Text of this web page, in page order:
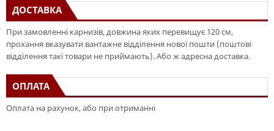
ДОСТАВКА
При замовленні карнизів, довжина яких перевищує 120 см,
прохання вказувати вантажне відділення нової пошти (поштові
відділення такі товари не приймають). Або ж адресна доставка.
ОПЛАТА
Оплата на рахунок, або при отриманні